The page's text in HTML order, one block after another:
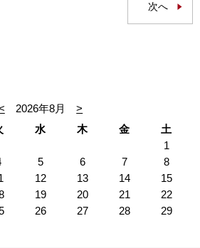
次へ
2026年8月
>
水 木 金
土
1
5 6 7
8
12 13 14
15
19 20 21
22
26 27 28
29